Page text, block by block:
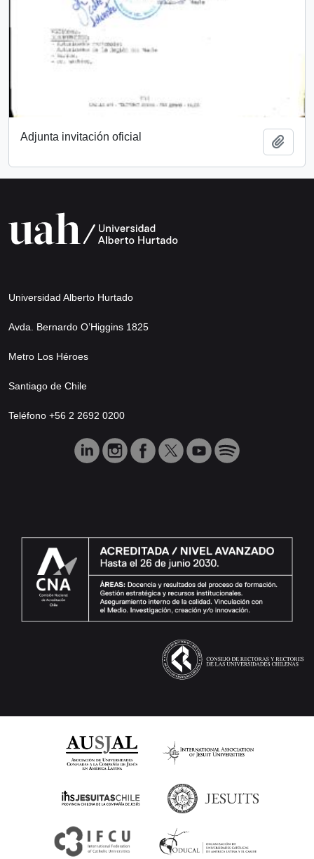
Adjunta invitación oficial
Universidad Alberto Hurtado
Avda. Bernardo O’Higgins 1825
Metro Los Héroes
Santiago de Chile
Teléfono +56 2 2692 0200